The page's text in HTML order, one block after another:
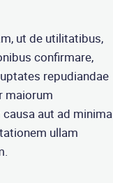
ut de utilitatibus,
confirmare,
repudiandae
maiorum
aut ad minima
ullam